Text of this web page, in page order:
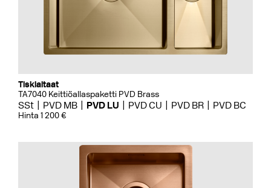
Tiskialtaat
TA7040 Keittiöallaspaketti PVD Brass
SSt PVD MB PVD LU PVD CU PVD BR PVD BC
Hinta 1 200 €